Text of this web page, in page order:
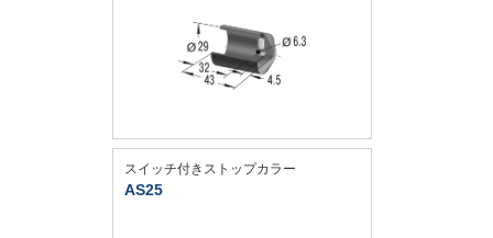
スイッチ付きストップカラー
AS25